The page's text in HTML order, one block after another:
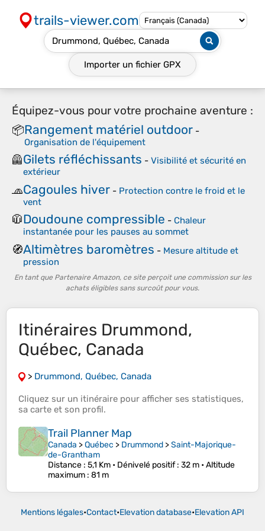
trails-viewer.com
Importer un fichier GPX
Équipez-vous pour votre prochaine aventure :
📦Rangement matériel outdoor -
Organisation de l'équipement
🦺Gilets réfléchissants - Visibilité et sécurité en
extérieur
🧢Cagoules hiver - Protection contre le froid et le
vent
🧥Doudoune compressible - Chaleur
instantanée pour les pauses au sommet
🧭Altimètres baromètres - Mesure altitude et
pression
En tant que Partenaire Amazon, ce site perçoit une commission sur les
achats éligibles sans surcoût pour vous.
Itinéraires Drummond,
Québec, Canada
> Drummond, Québec, Canada
Cliquez sur un itinéraire pour afficher ses statistiques,
sa carte et son profil.
Trail Planner Map
Canada >Québec > Drummond >Saint-Majorique-
de-Grantham
Distance : 5,1 Km • Dénivelé positif: 32 m •Altitude
maximum : 81 m
Mentions légales•Contact•Elevation database•Elevation API